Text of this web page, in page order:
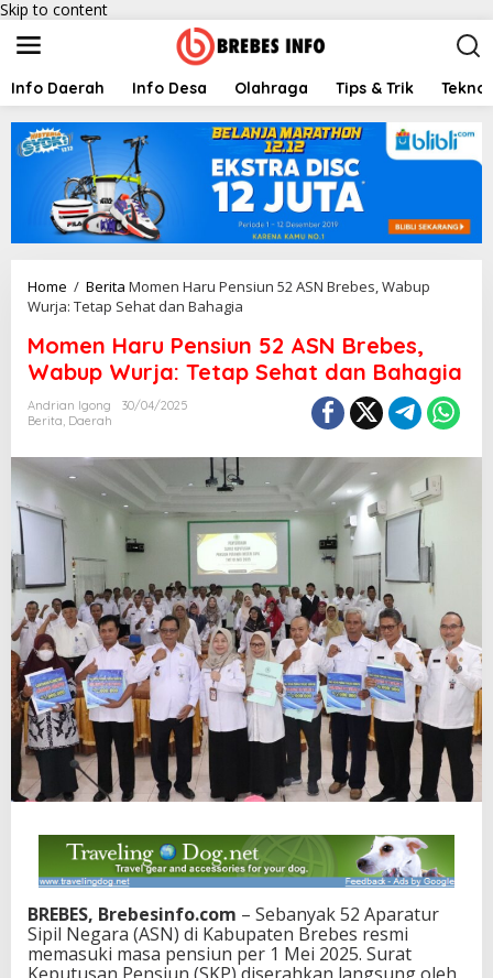
Skip to content
Info Daerah Info Desa Olahraga Tips & Trik
Home / Berita Momen Haru Pensiun 52 ASN Brebes, Wabup
Wurja: Tetap Sehat dan Bahagia
Momen Haru Pensiun 52 ASN Brebes,
Wabup Wurja: Tetap Sehat dan Bahagia
Andrian Igong
30/04/2025
Berita, Daerah
BREBES, Brebesinfo.com – Sebanyak 52 Aparatur
Sipil Negara (ASN) di Kabupaten Brebes resmi
memasuki masa pensiun per 1 Mei 2025. Surat